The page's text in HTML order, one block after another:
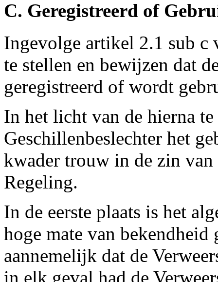
C. Geregistreerd of
Ingevolge artikel 2.1 sub c
te stellen en bewijzen dat
geregistreerd of wordt
In het licht van de hierna
Geschillenbeslechter het
kwader trouw in de zin
Regeling.
In de eerste plaats is het
hoge mate van
aannemelijk dat de
in elk geval had de